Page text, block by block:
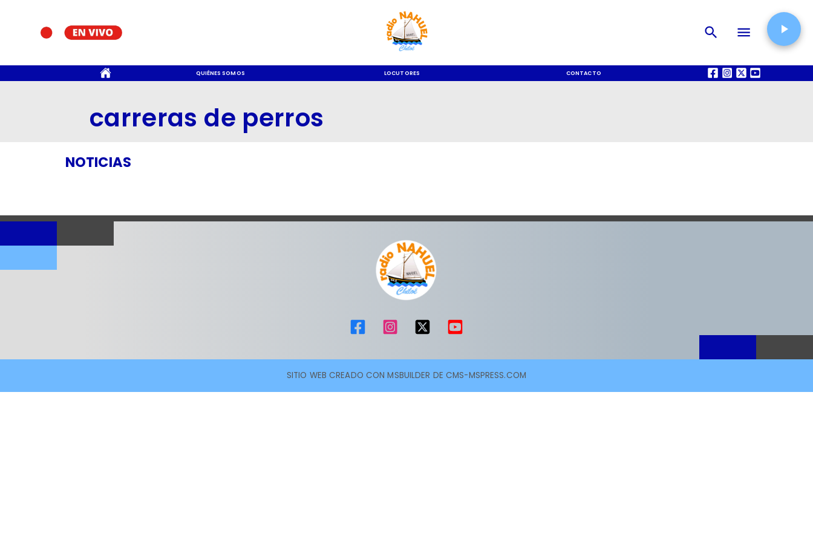
QUIÉNES SOMOS LOCUTORES CONTACTO QUIÉNES SOMOS
carreras de perros
NOTICIAS
SITIO WEB CREADO CON MSBUILDER DE CMS-MSPRESS.COM